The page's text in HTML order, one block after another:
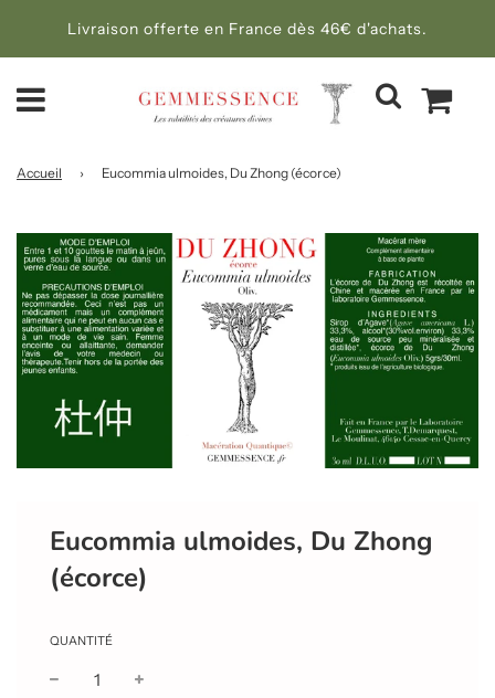
Livraison offerte en France dès 46€ d'achats.
Accueil › Eucommia ulmoides, Du Zhong (écorce)
Eucommia ulmoides, Du Zhong
(écorce)
QUANTITÉ